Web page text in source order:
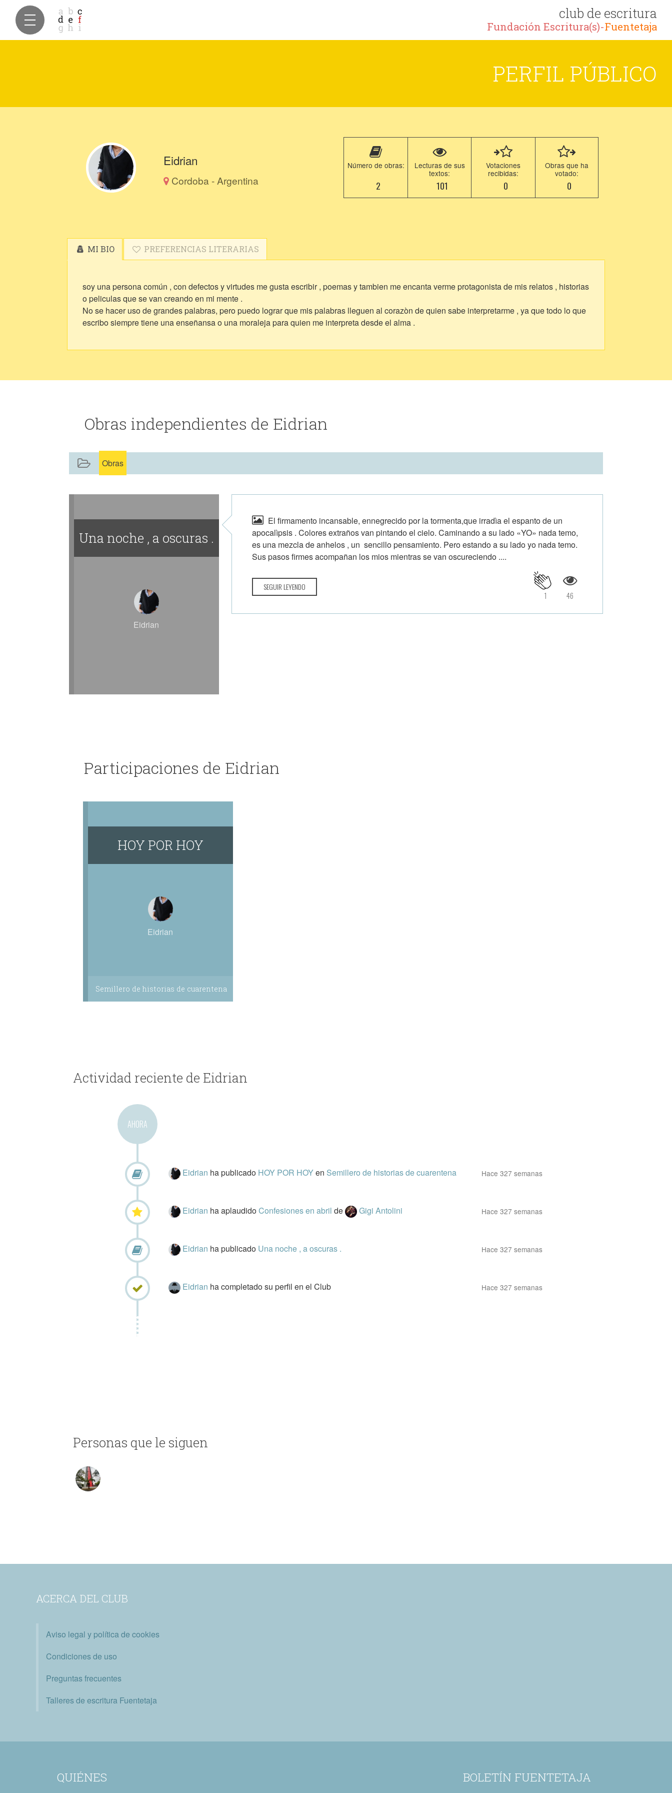
club de escritura
Fundación Escritura(s)-Fuentetaja
PERFIL PÚBLICO
Eidrian
Cordoba - Argentina
Número de obras:
2
Lecturas de sus
textos:
101
Votaciones
recibidas:
0
Obras que ha
votado:
0
MI BIO PREFERENCIAS LITERARIAS
soy una persona común , con defectos y virtudes me gusta escribir , poemas y tambien me encanta verme protagonista de mis relatos , historias
o peliculas que se van creando en mi mente .
No se hacer uso de grandes palabras, pero puedo lograr que mis palabras lleguen al corazòn de quien sabe interpretarme , ya que todo lo que
escribo siempre tiene una enseñansa o una moraleja para quien me interpreta desde el alma .
Obras independientes de Eidrian
Obras
Una noche , a oscuras .
Eidrian
El firmamento incansable, ennegrecido por la tormenta,que irradìa el espanto de un
apocalìpsis . Colores extraños van pintando el cielo. Caminando a su lado «YO» nada temo,
es una mezcla de anhelos , un sencillo pensamiento. Pero estando a su lado yo nada temo.
Sus pasos firmes acompañan los mios mientras se van oscureciendo ....
SEGUIR LEYENDO
46
1
Participaciones de Eidrian
HOY POR HOY
Eidrian
Semillero de historias de cuarentena
Actividad reciente de Eidrian
AHORA
Eidrian ha publicado HOY POR HOYen Semillero de historias de cuarentena Hace 327 semanas
Eidrian ha aplaudidoConfesiones en abril de Gigi Antolini Hace 327 semanas
Eidrian ha publicado Una noche , a oscuras . Hace 327 semanas
Eidrian ha completado su perfil en el Club Hace 327 semanas
Personas que le siguen
ACERCA DEL CLUB
Aviso legal y política de cookies
Condiciones de uso
Preguntas frecuentes
Talleres de escritura Fuentetaja
QUIÉNES BOLETÍN FUENTETAJA